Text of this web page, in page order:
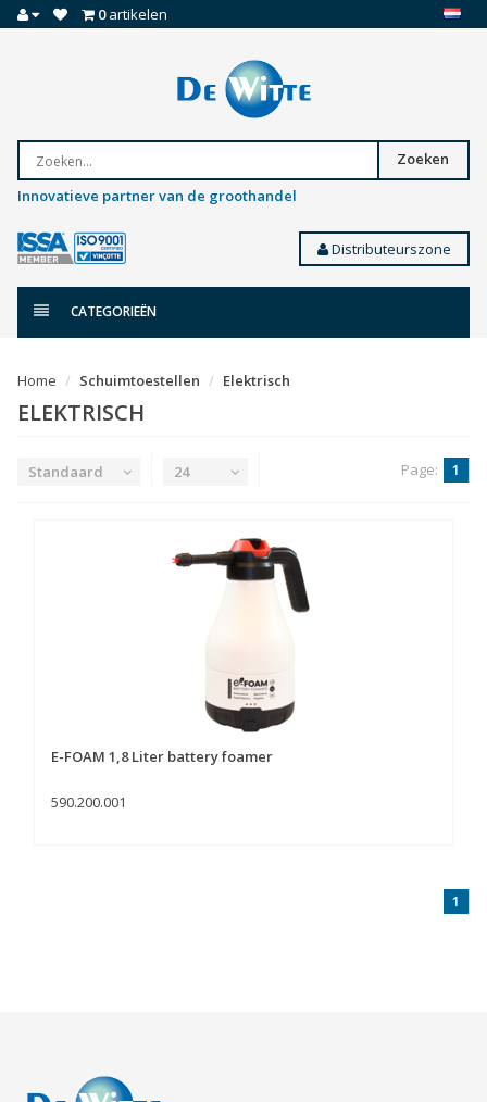
0artikelen
Zoeken
Innovatieve partner van de groothandel
Distributeurszone
CATEGORIEËN
Home Schuimtoestellen Elektrisch
ELEKTRISCH
Standaard 24 Page: 1
E-FOAM 1,8 Liter battery foamer
590.200.001
1